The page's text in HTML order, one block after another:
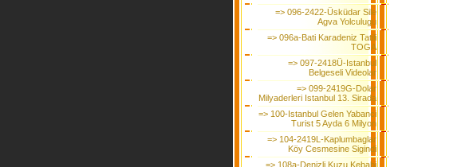
=> 096-2422-Üsküdar Sile
Agva Yolculugu
=> 096a-Bati Karadeniz Tatili
TOGA
=> 097-2418Ü-Istanbul
Belgeseli Videolar
=> 099-2419G-Dolar
Milyaderleri Istanbul 13. Sirada
=> 100-Istanbul Gelen Yabanci
Turist 5 Ayda 6 Milyon
=> 104-2419L-Kaplumbaglar
Köy Cesmesine Sigindi
=> 108a-Denizli Kuzu Kebabi